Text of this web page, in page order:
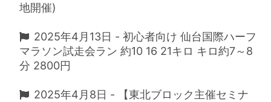
地開催)
2025年4月13日 - 初心者向け 仙台国際ハーフ
マラソン試走会ラン 約10 16 21キロ キロ約7～8
分 2800円
2025年4月8日 - 【東北ブロック主催セミナ